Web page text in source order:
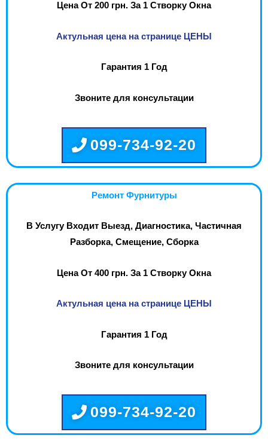
Цена От 200 грн. За 1 Створку Окна
Актульная цена на странице ЦЕНЫ
Гарантия 1 Год
Звоните для консультации
099-734-92-20
Ремонт Фурнитуры
В Услугу Входит Выезд, Диагностика, Частичная
Разборка, Смещение, Сборка
Цена От 400 грн. За 1 Створку Окна
Актульная цена на странице ЦЕНЫ
Гарантия 1 Год
Звоните для консультации
099-734-92-20